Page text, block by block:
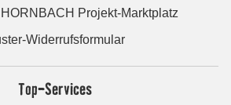
Projekt-Marktplatz
Widerrufsformular
Top-Services